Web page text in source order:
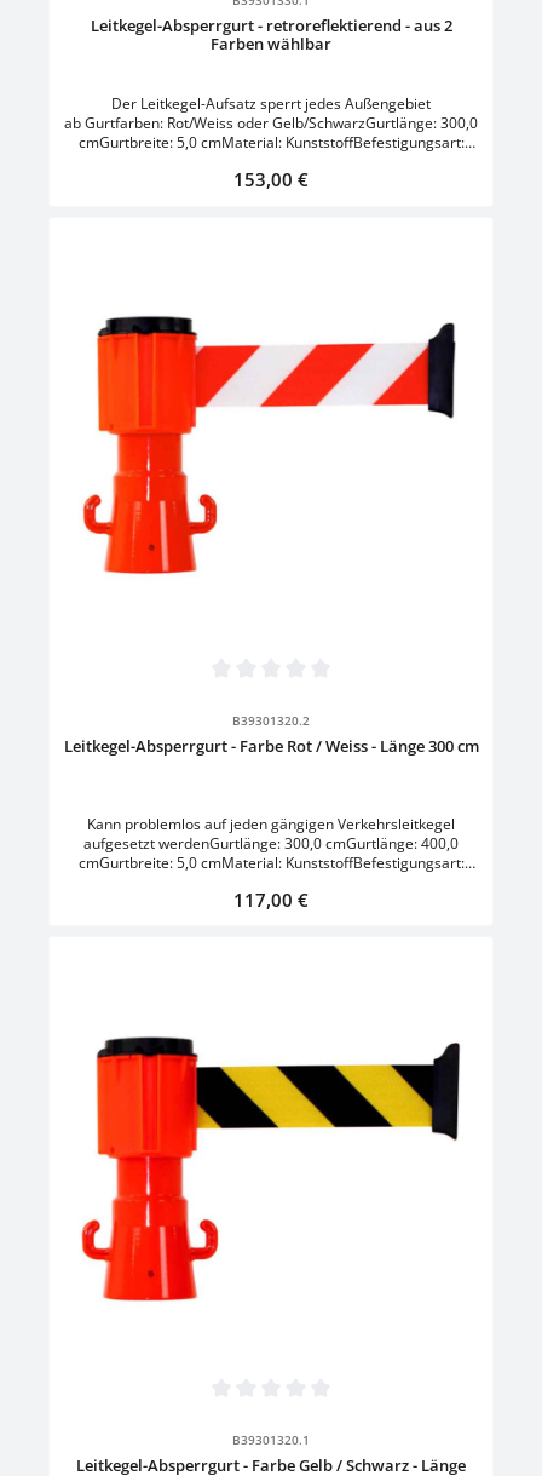
Leitkegel-Absperrgurt - retroreflektierend - aus 2
Farben wählbar
Der Leitkegel-Aufsatz sperrt jedes Außengebiet
ab Gurtfarben: Rot/Weiss oder Gelb/SchwarzGurtlänge: 300,0
cmGurtbreite: 5,0 cmMaterial: KunststoffBefestigungsart:
AußenbereichVerbindungselement: GurtFarbe: Orange
Regulärer Preis:
153,00 €
B39301320.2
Leitkegel-Absperrgurt - Farbe Rot / Weiss - Länge 300 cm
Kann problemlos auf jeden gängigen Verkehrsleitkegel
aufgesetzt werdenGurtlänge: 300,0 cmGurtlänge: 400,0
cmGurtbreite: 5,0 cmMaterial: KunststoffBefestigungsart:
AußenbereichVerbindungselement: GurtFarbe: OrangeFarbe
Regulärer Preis:
117,00 €
B39301320.1
Leitkegel-Absperrgurt - Farbe Gelb / Schwarz - Länge